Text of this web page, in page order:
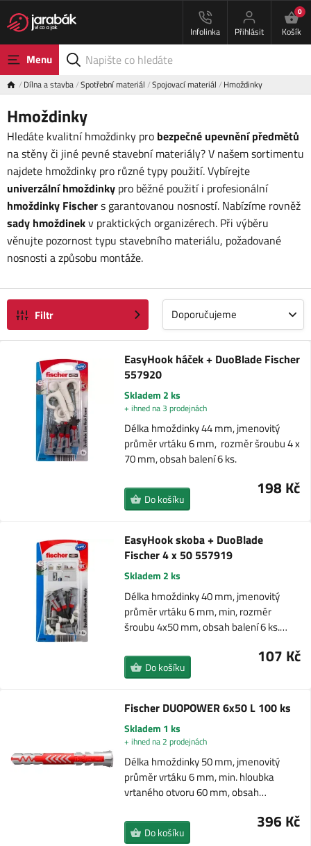
Infolinka Přihlásit
0
Košík
Menu
Dílna a stavba Spotřební materiál Spojovací materiál Hmoždinky
Hmoždinky
Hledáte kvalitní hmoždinky pro bezpečné upevnění předmětů
na stěny či jiné pevné stavební materiály? V našem sortimentu
najdete hmoždinky pro různé typy použití. Vybírejte
univerzální hmoždinky pro běžné použití i profesionální
hmoždinky Fischers garantovanou nosností. Nabízíme rovněž
sady hmoždinekv praktických organizérech. Při výběru
věnujte pozornost typu stavebního materiálu, požadované
nosnosti a způsobu montáže.
Filtr Doporučujeme
EasyHook háček + DuoBlade Fischer
557920
Skladem 2 ks
+ ihned na 3 prodejnách
Délka hmoždinky 44 mm, jmenovitý
průměr vrtáku 6 mm, rozměr šroubu 4 x
70 mm, obsah balení 6 ks.
198 Kč
Do košíku
EasyHook skoba + DuoBlade
Fischer 4 x 50 557919
Skladem 2 ks
Délka hmoždinky 40 mm, jmenovitý
průměr vrtáku 6 mm, min, rozměr
šroubu 4x50 mm, obsah balení 6 ks.…
107 Kč
Do košíku
Fischer DUOPOWER 6x50 L 100 ks
Skladem 1 ks
+ ihned na 2 prodejnách
Délka hmoždinky 50 mm, jmenovitý
průměr vrtáku 6 mm, min. hloubka
vrtaného otvoru 60 mm, obsah…
396 Kč
Do košíku